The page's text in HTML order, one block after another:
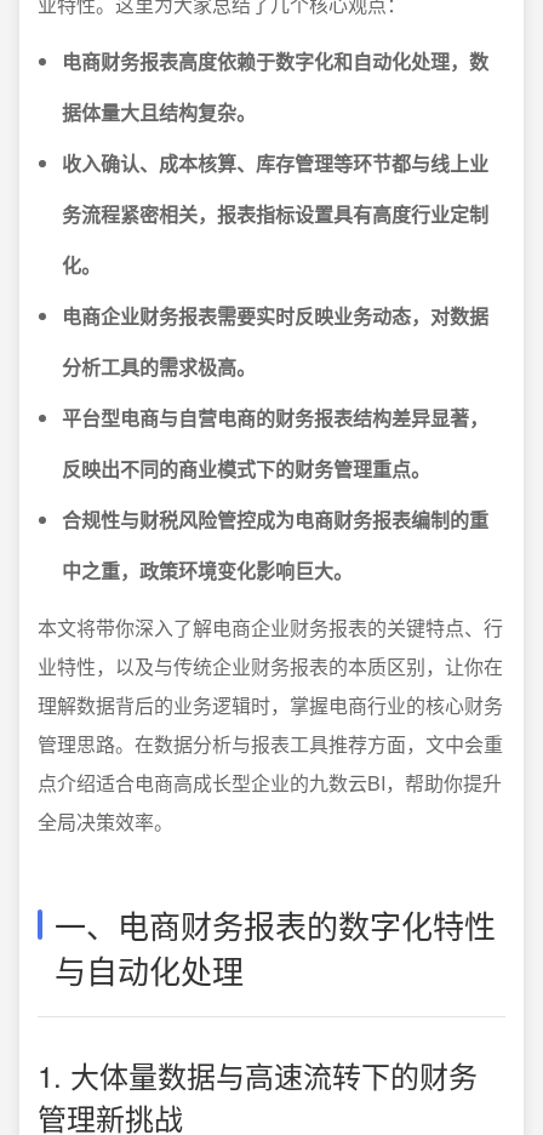
电商财务报表高度依赖于数字化和自动化处理，数
据体量大且结构复杂。
收入确认、成本核算、库存管理等环节都与线上业
务流程紧密相关，报表指标设置具有高度行业定制
化。
电商企业财务报表需要实时反映业务动态，对数据
分析工具的需求极高。
平台型电商与自营电商的财务报表结构差异显著，
反映出不同的商业模式下的财务管理重点。
合规性与财税风险管控成为电商财务报表编制的重
中之重，政策环境变化影响巨大。
本文将带你深入了解电商企业财务报表的关键特点、行
业特性，以及与传统企业财务报表的本质区别，让你在
理解数据背后的业务逻辑时，掌握电商行业的核心财务
管理思路。在数据分析与报表工具推荐方面，文中会重
点介绍适合电商高成长型企业的九数云BI，帮助你提升
全局决策效率。
一、电商财务报表的数字化特性
与自动化处理
1. 大体量数据与高速流转下的财务
管理新挑战